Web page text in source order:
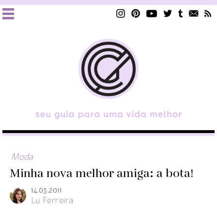
Moda
Minha nova melhor amiga: a bota!
14.03.2011
Lu Ferreira